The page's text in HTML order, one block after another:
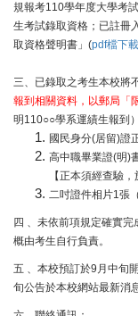
規報考110學年度大學考
生考試錄取資格；已註冊
取資格聲明書」(pdf檔下載
三、已錄取之考生本校將
報到相關資料，以郵局「
明110○○學系運績生報到
國民身分(居留)證
高中職畢業證(明)
【正本須經查驗
二吋證件相片1張
四 、未依前項規定確實
概由考生自行負責。
五 、本校預訂於9月中旬
旬公告於本校網站最新消